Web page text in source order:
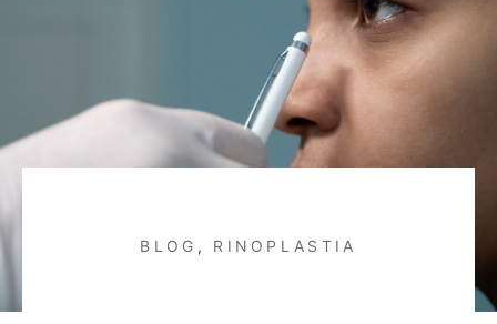
BLOG , RINOPLASTIA